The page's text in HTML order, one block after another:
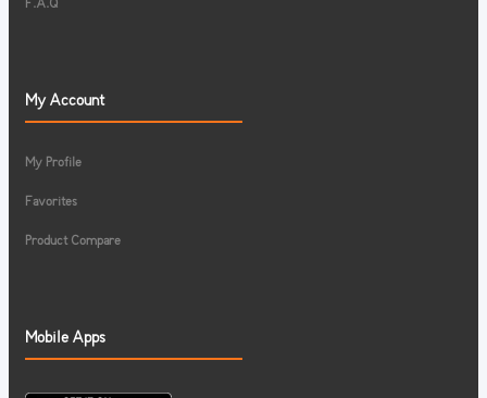
F.A.Q
My Account
My Profile
Favorites
Product Compare
Mobile Apps